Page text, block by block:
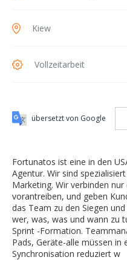
Kiew
Vollzeitarbeit
übersetzt von Google
Fortunatos ist eine in den
Agentur. Wir sind
Marketing. Wir verbinden
vorantreiben, und geben
das Team zu den Siegen
wer, was, was und wann zu
Sprint -Formation.
Pads, Geräte-alle müssen in
Synchronisation reduziert w